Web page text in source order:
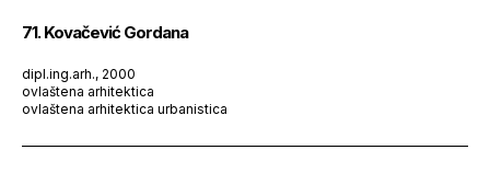
71. Kovačević Gordana
dipl.ing.arh., 2000
ovlaštena arhitektica
ovlaštena arhitektica urbanistica